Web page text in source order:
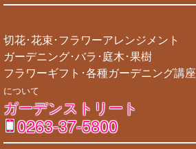
切花･花束･フラワーアレンジメント
ガーデニング･バラ･庭木･果樹
フラワーギフト･各種ガーデニング講座
について
ガーデンストリート
0263-37-5800